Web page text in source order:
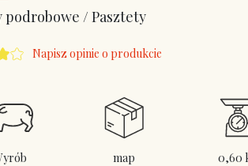
podrobowe / Pasztety
Napisz opinie o produkcie
map 0,60